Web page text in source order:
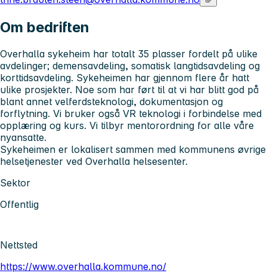
Om bedriften
Overhalla sykeheim har totalt 35 plasser fordelt på ulike
avdelinger; demensavdeling, somatisk langtidsavdeling og
korttidsavdeling. Sykeheimen har gjennom flere år hatt
ulike prosjekter. Noe som har ført til at vi har blitt god på
blant annet velferdsteknologi, dokumentasjon og
forflytning. Vi bruker også VR teknologi i forbindelse med
opplæring og kurs. Vi tilbyr mentorordning for alle våre
nyansatte.
Sykeheimen er lokalisert sammen med kommunens øvrige
helsetjenester ved Overhalla helsesenter.
Sektor
Offentlig
Nettsted
https://www.overhalla.kommune.no/